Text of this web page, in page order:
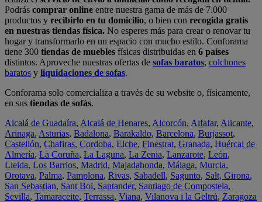
Podrás comprar online entre nuestra gama de más de 7.000
productos y recibirlo en tu domicilio, o bien con recogida gratis
en nuestras tiendas física. No esperes más para crear o renovar tu
hogar y transformarlo en un espacio con mucho estilo. Conforama
tiene 300 tiendas de muebles físicas distribuidas en 6 países
distintos. Aproveche nuestras ofertas de sofas baratos, colchones
baratos y liquidaciones de sofas.
Conforama solo comercializa a través de su website o, físicamente,
en sus tiendas de sofás.
Alcalá de Guadaíra, Alcalá de Henares, Alcorcón, Alfafar, Alicante,
Arinaga, Asturias, Badalona, Barakaldo, Barcelona, Burjassot,
Castellón, Chafiras, Cordoba, Elche, Finestrat, Granada, Huércal de
Almería, La Coruña, La Laguna, La Zenia, Lanzarote, León,
Lleida, Los Barrios, Madrid, Majadahonda, Málaga, Murcia,
Orotava, Palma, Pamplona, Rivas, Sabadell, Sagunto, Salt, Girona,
San Sebastian, Sant Boi, Santander, Santiago de Compostela,
Sevilla, Tamaraceite, Terrassa, Viana, Vilanova i la Geltrú, Zaragoza